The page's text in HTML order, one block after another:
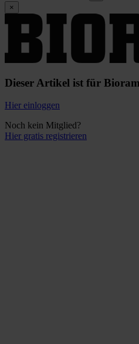
×
Dieser Artikel ist für
Hier einloggen
Noch kein Mitglied?
Hier gratis registrieren